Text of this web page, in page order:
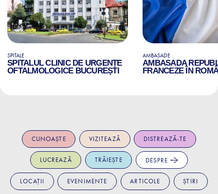
SPITALE
SPITALUL CLINIC DE URGENȚE
OFTALMOLOGICE BUCUREȘTI
AMBASADE
AMBASADA
FRANCEZE ÎN
CUNOAȘTE VIZITEAZĂ DISTREAZĂ-TE
LUCREAZĂ TRĂIEȘTE DESPRE
LOCAȚII EVENIMENTE ARTICOLE ȘTIRI